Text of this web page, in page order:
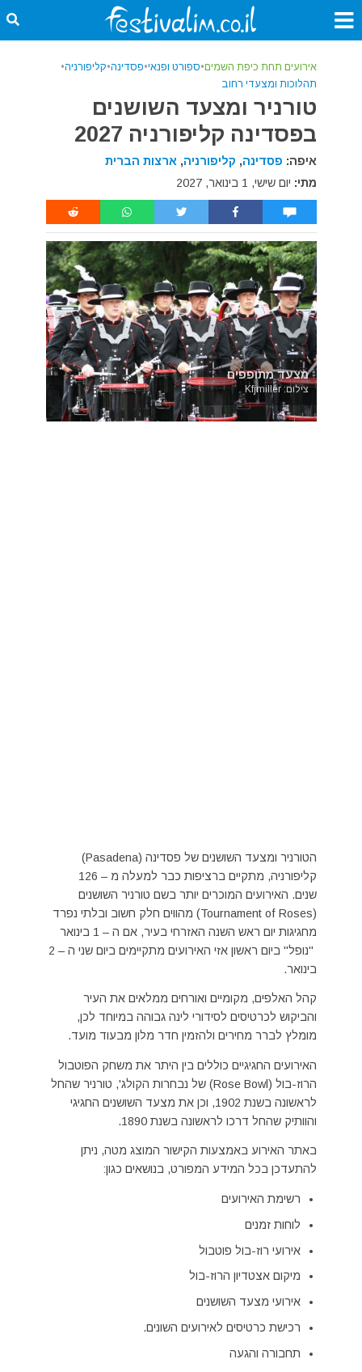
אירועים תחת כיפת השמים•ספורט ופנאי•פסדינה•קליפורניה•
תהלוכות ומצעדי רחוב
טורניר ומצעד השושנים
בפסדינה קליפורניה 2027
איפה: פסדינה, קליפורניה, ארצות הברית
מתי: יום שישי, 1 בינואר, 2027
מצעד מתופפים
צילום: Kfjmiller
הטורניר ומצעד השושנים של פסדינה (Pasadena)
קליפורניה, מתקיים ברציפות כבר למעלה מ – 126
שנים. האירועים המוכרים יותר בשם טורניר השושנים
(Tournament of Roses) מהווים חלק חשוב ובלתי נפרד
מחגיגות יום ראש השנה האזרחי בעיר, אם ה – 1 בינואר
"נופל" ביום ראשון אזי האירועים מתקיימים ביום שני ה – 2
בינואר.
קהל האלפים, מקומיים ואורחים ממלאים את העיר
והביקוש לכרטיסים לסידורי לינה גבוהה במיוחד לכן,
מומלץ לברר מחירים ולהזמין חדר מלון מבעוד מועד.
האירועים החגיגיים כוללים בין היתר את משחק הפוטבול
הרוז-בול (Rose Bowl) של נבחרות הקולג', טורניר שהחל
לראשונה בשנת 1902, וכן את מצעד השושנים החגיגי
והוותיק שהחל דרכו לראשונה בשנת 1890.
באתר האירוע באמצעות הקישור המוצג מטה, ניתן
להתעדכן בכל המידע המפורט, בנושאים כגון:
רשימת האירועים
לוחות זמנים
אירועי רוז-בול פוטבול
מיקום אצטדיון הרוז-בול
אירועי מצעד השושנים
רכישת כרטיסים לאירועים השונים.
תחבורה והגעה